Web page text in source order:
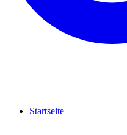
Startseite